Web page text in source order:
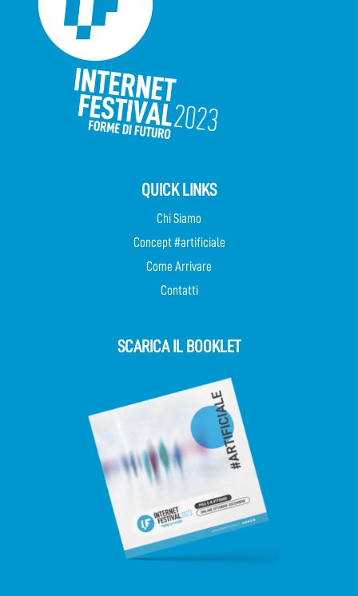
QUICK LINKS
Chi Siamo
Concept #artificiale
Come Arrivare
Contatti
SCARICA IL BOOKLET